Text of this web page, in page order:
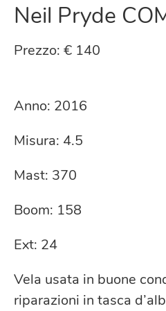
Neil Pryde
Prezzo: € 140
Anno: 2016
Misura: 4.5
Mast: 370
Boom: 158
Ext: 24
Vela usata in buone
riparazioni in tasca